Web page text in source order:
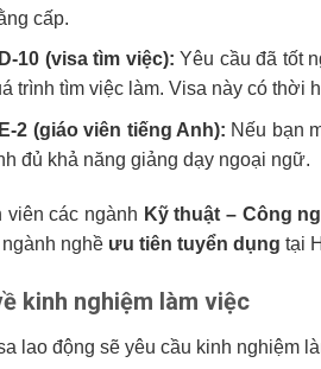
cấp.
10 (visa tìm việc): Yêu cầu đã tốt
trình tìm việc làm. Visa này có thời
2 (giáo viên tiếng Anh): Nếu bạn
đủ khả năng giảng dạy ngoại ngữ.
viên các ngành Kỹ thuật – Công
nghề ưu tiên tuyển dụng tại
kinh nghiệm làm việc
lao động sẽ yêu cầu kinh nghiệm